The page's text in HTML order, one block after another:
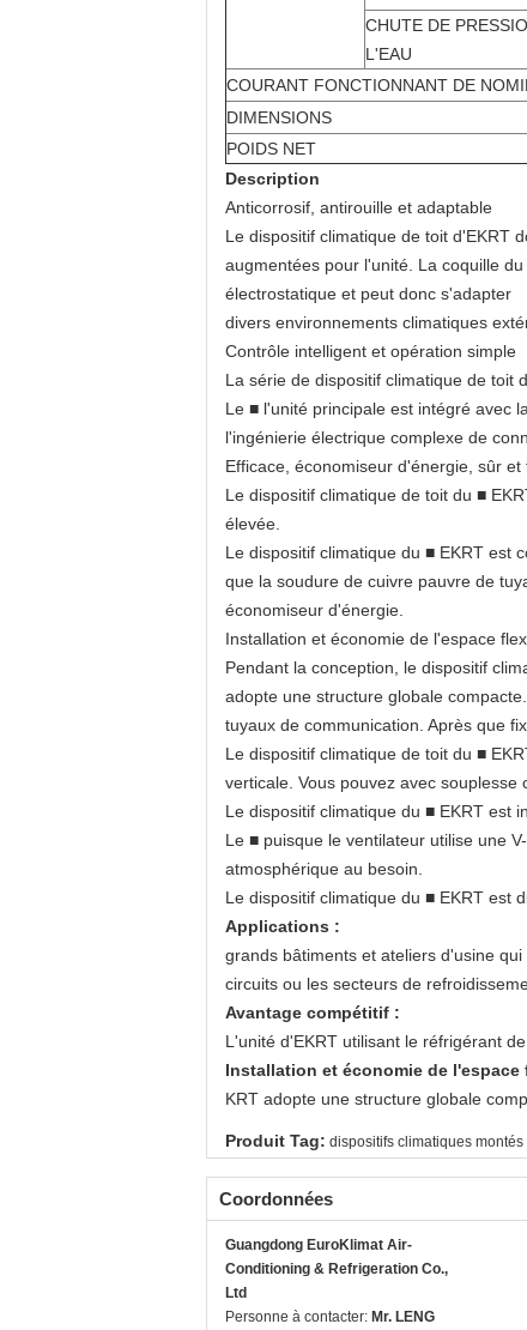
CHUTE DE
L'EAU
COURANT FONCTIONNANT DE
DIMENSIONS
POIDS NET
Description
Anticorrosif, antirouille et adaptable
Le dispositif climatique de toit d'EKRT
augmentées pour l'unité. La coquille
électrostatique et peut donc s'adapter
divers environnements climatiques
Contrôle intelligent et opération simple
La série de dispositif climatique de toit
Le ■ l'unité principale est intégré avec
l'ingénierie électrique complexe de
Efficace, économiseur d'énergie, sûr et
Le dispositif climatique de toit du ■
élevée.
Le dispositif climatique du ■ EKRT est
que la soudure de cuivre pauvre de
économiseur d'énergie.
Installation et économie de l'espace
Pendant la conception, le dispositif
adopte une structure globale
tuyaux de communication. Après que
Le dispositif climatique de toit du ■
verticale. Vous pouvez avec
Le dispositif climatique du ■ EKRT est
Le ■ puisque le ventilateur utilise une
atmosphérique au besoin.
Le dispositif climatique du ■ EKRT est
Applications :
grands bâtiments et ateliers d'usine
circuits ou les secteurs de
Avantage compétitif :
L'unité d'EKRT utilisant le réfrigérant
Installation et économie de l'espace
KRT adopte une structure globale
Produit Tag: dispositifs climatiques montés
Coordonnées
Guangdong EuroKlimat Air-
Conditioning & Refrigeration Co.,
Ltd
Personne à contacter: Mr. LENG